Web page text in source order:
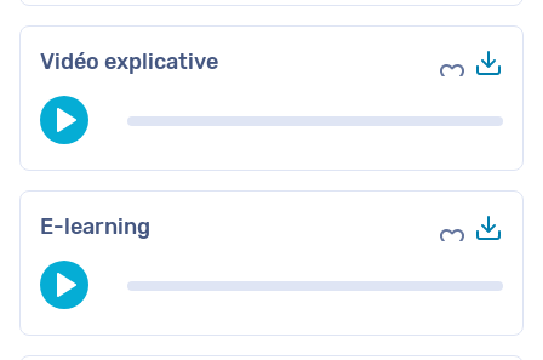
Vidéo explicative Ajouter
E-learning Ajouter